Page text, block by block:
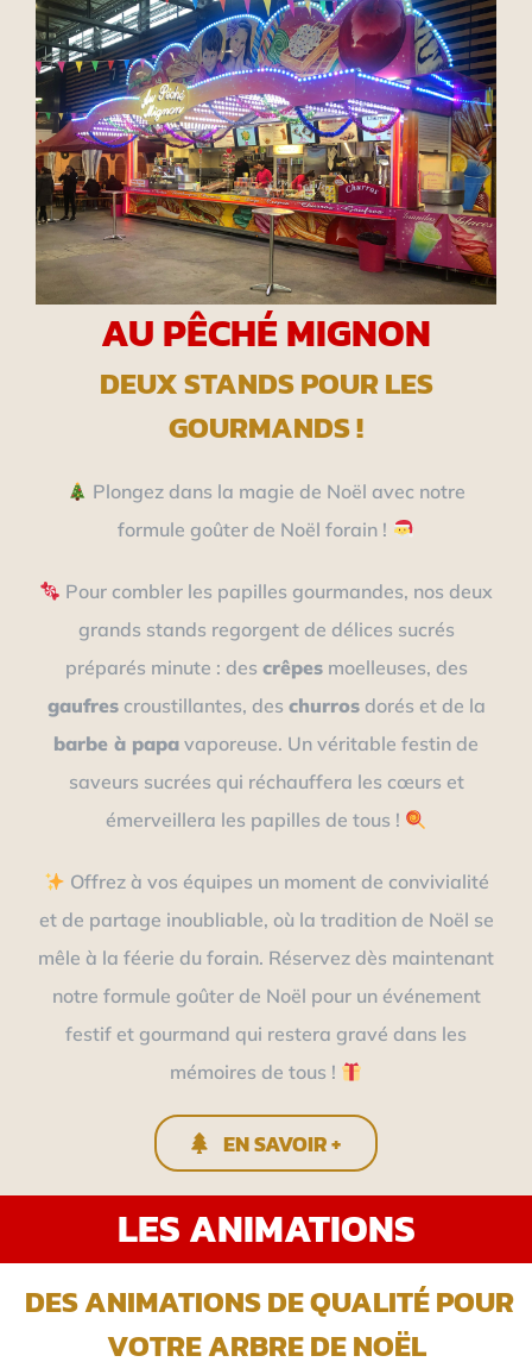
AU PÊCHÉ MIGNON
DEUX STANDS POUR LES
GOURMANDS !
Plongez dans la magie de Noël avec notre
formule goûter de Noël forain !
Pour combler les papilles gourmandes, nos deux
grands stands regorgent de délices sucrés
préparés minute : des crêpesmoelleuses, des
gaufrescroustillantes, des churrosdorés et de la
barbe à papa vaporeuse. Un véritable festin de
saveurs sucrées qui réchauffera les cœurs et
émerveillera les papilles de tous !
Offrez à vos équipes un moment de convivialité
et de partage inoubliable, où la tradition de Noël se
mêle à la féerie du forain. Réservez dès maintenant
notre formule goûter de Noël pour un événement
festif et gourmand qui restera gravé dans les
mémoires de tous !
EN SAVOIR +
LES ANIMATIONS
DES ANIMATIONS DE QUALITÉ POUR
VOTRE ARBRE DE NOËL